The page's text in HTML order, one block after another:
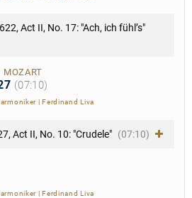
Act II, No. 17: "Ach, ich fühl’s"
MOZART
(07:10)
|Ferdinand Liva
Act II, No. 10: "Crudele" (07:10)
|Ferdinand Liva